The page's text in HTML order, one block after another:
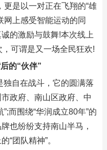
更是以一对正在飞翔的“雄
网上感受智能运动的同
的激励与鼓舞!本次线上
可谓是又一场全民狂欢!
的“伙伴”
自在战斗，它的圆满落
政府、南山区政府、中
而围绕“华润成立80年”的
也纷纷支持南山半马，
“团队精神”。